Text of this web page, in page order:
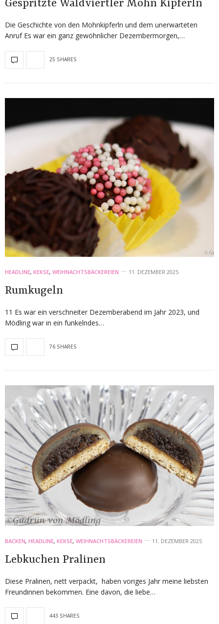
Gespritzte Waldviertler Mohn Kipferln
Die Geschichte von den Mohnkipferln und dem unerwarteten
Anruf Es war ein ganz gewöhnlicher Dezembermorgen,…
25 SHARES
HEADLINE, KEKSE, WEIHNACHTSBÄCKEREIEN 11. DEZEMBER 2025
Rumkugeln
11 Es war ein verschneiter Dezemberabend im Jahr 2023, und
Mödling war in ein funkelndes…
76 SHARES
BACKEN, HEADLINE, KEKSE, WEIHNACHTSBÄCKEREIEN 11. DEZEMBER 2025
Lebkuchen Pralinen
Diese Pralinen, nett verpackt, haben voriges Jahr meine liebsten
Freundinnen bekommen. Eine davon, die liebe…
443 SHARES